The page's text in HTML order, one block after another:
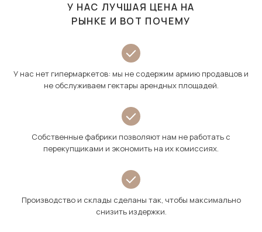
У НАС ЛУЧШАЯ ЦЕНА НА
РЫНКЕ И ВОТ ПОЧЕМУ
У нас нет гипермаркетов: мы не содержим армию продавцов и
не обслуживаем гектары арендных площадей.
Собственные фабрики позволяют нам не работать с
перекупщиками и экономить на их комиссиях.
Производство и склады сделаны так, чтобы максимально
снизить издержки.